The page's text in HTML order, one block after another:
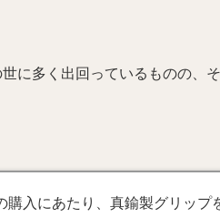
に多く出回っているものの、
購入にあたり、真鍮製グリップ